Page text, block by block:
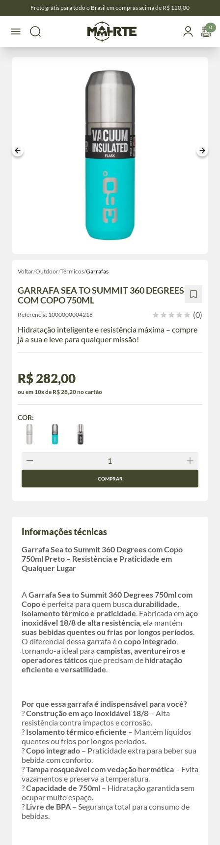
Frete grátis para todo o Brasil em compras acima de R$ 120,00
0
Voltar/Outdoor/Térmicos/Garrafas
GARRAFA SEA TO SUMMIT 360 DEGREES
COM COPO 750ML
Referência: 1000000004218
(0)
Hidratação inteligente e resistência máxima – compre
já a sua e leve para qualquer missão!
R$ 282,00
ou em 10x de R$ 28,20 no cartão
COR:
COMPRAR
Informações técnicas
Garrafa Sea to Summit 360 Degrees com Copo
750ml Preto – Resistência e Praticidade em
Qualquer Lugar
AGarrafa Sea to Summit 360 Degrees 750ml com
Copoé perfeita para quem busca durabilidade,
isolamento térmico e praticidade. Fabricada emaço
inoxidável 18/8 de alta resistência, ela mantém
suas bebidas quentes ou frias por longos períodos.
O diferencial dessa garrafa é ocopo integrado,
tornando-a ideal para campistas, aventureiros e
operadores táticosque precisam de hidratação
eficiente e versatilidade.
Por que essa garrafa é indispensável para você?
?Construção em aço inoxidável 18/8 – Alta
resistência contra impactos e corrosão.
? Isolamento térmico eficiente – Mantém líquidos
quentes ou frios por longos períodos.
?Copo integrado – Praticidade extra para beber sua
bebida com conforto.
?Tampa rosqueável com vedação hermética – Evita
vazamentos e preserva a temperatura.
?Capacidade de 750ml – Hidratação garantida sem
ocupar muito espaço.
? Livre de BPA – Segurança total para consumo de
bebidas.